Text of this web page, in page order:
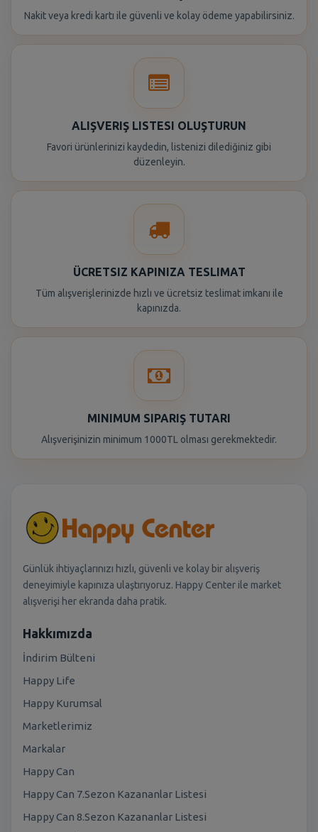
Nakit veya kredi kartı ile güvenli ve kolay ödeme yapabilirsiniz.
ALIŞVERIŞ LISTESI OLUŞTURUN
Favori ürünlerinizi kaydedin, listenizi dilediğiniz gibi
düzenleyin.
ÜCRETSIZ KAPINIZA TESLIMAT
Tüm alışverişlerinizde hızlı ve ücretsiz teslimat imkanı ile
kapınızda.
MINIMUM SIPARIŞ TUTARI
Alışverişinizin minimum 1000TL olması gerekmektedir.
Günlük ihtiyaçlarınızı hızlı, güvenli ve kolay bir alışveriş
deneyimiyle kapınıza ulaştırıyoruz. Happy Center ile market
alışverişi her ekranda daha pratik.
Hakkımızda
İndirim Bülteni
Happy Life
Happy Kurumsal
Marketlerimiz
Markalar
Happy Can
Happy Can 7.Sezon Kazananlar Listesi
Happy Can 8.Sezon Kazananlar Listesi